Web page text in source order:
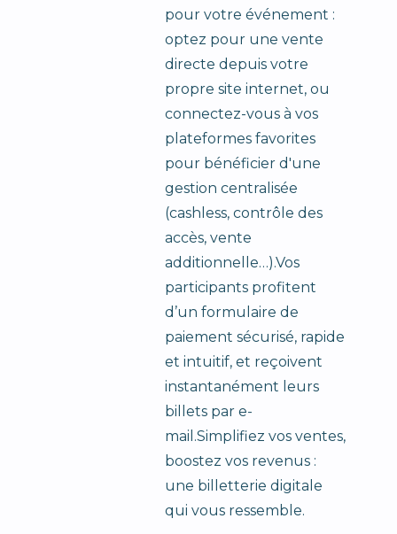
pour votre événement :
optez pour une vente
directe depuis votre
propre site internet, ou
connectez-vous à vos
plateformes favorites
pour bénéficier d'une
gestion centralisée
(cashless, contrôle des
accès, vente
additionnelle…).Vos
participants profitent
d’un formulaire de
paiement sécurisé, rapide
et intuitif, et reçoivent
instantanément leurs
billets par e-
mail.Simplifiez vos ventes,
boostez vos revenus :
une billetterie digitale
qui vous ressemble.